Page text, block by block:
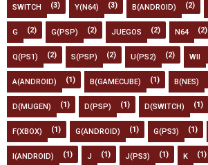
SWITCH (3) Y(N64) (3) B(ANDROID) (2)
G (2) G(PSP) (2) JUEGOS (2) N64 (2)
Q(PS1) (2) S(PSP) (2) U(PS2) (2) WII
A(ANDROID) (1) B(GAMECUBE) (1) B(NES)
D(MUGEN) (1) D(PSP) (1) D(SWITCH) (1)
F(XBOX) (1) G(ANDROID) (1) G(PS3) (1)
I(ANDROID) (1) J (1) J(PS3) (1) K (1)